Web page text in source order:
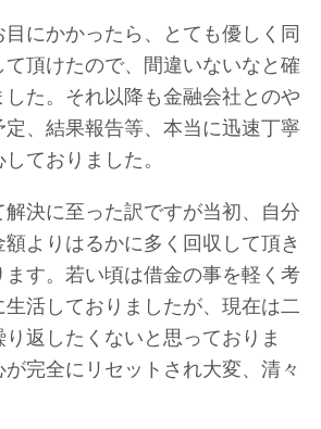
にかかったら、とても優しく同
て頂けたので、間違いないなと確
た。それ以降も金融会社とのや
定、結果報告等、本当に迅速丁寧
ておりました。
決に至った訳ですが当初、自分
よりはるかに多く回収して頂き
す。若い頃は借金の事を軽く考
生活しておりましたが、現在は二
返したくないと思っておりま
完全にリセットされ大変、清々